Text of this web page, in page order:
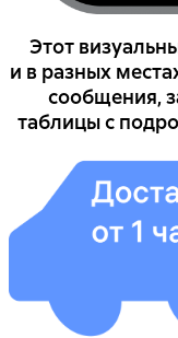
Этот
и в разных
сообщения,
таблицы с